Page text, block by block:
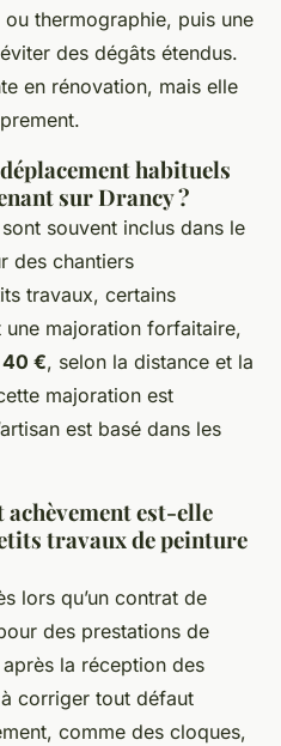
thermographie, puis une
des dégâts étendus.
en rénovation, mais elle
habituels
sur Drancy ?
souvent inclus dans le
des chantiers
travaux, certains
majoration forfaitaire,
€, selon la distance et la
majoration est
est basé dans les
est-elle
travaux de peinture
lors qu’un contrat de
des prestations de
la réception des
corriger tout défaut
comme des cloques,